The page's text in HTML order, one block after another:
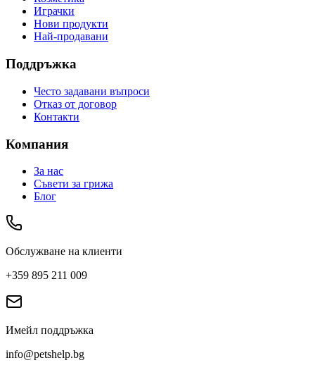
Играчки
Нови продукти
Най-продавани
Поддръжка
Често задавани въпроси
Отказ от договор
Контакти
Компания
За нас
Съвети за грижа
Блог
Обслужване на клиенти
+359 895 211 009
Имейл поддръжка
info@petshelp.bg